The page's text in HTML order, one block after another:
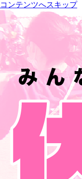
コンテンツへスキップ